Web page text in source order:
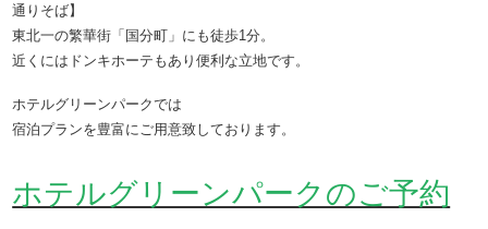
通りそば】
東北一の繁華街「国分町」にも徒歩1分。
近くにはドンキホーテもあり便利な立地です。
ホテルグリーンパークでは
宿泊プランを豊富にご用意致しております。
ホテルグリーンパークのご予約